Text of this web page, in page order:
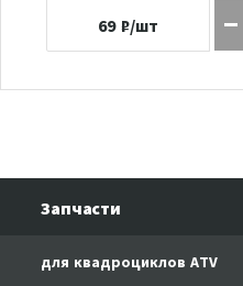
69 ₽/шт
Запчасти
для квадроциклов ATV